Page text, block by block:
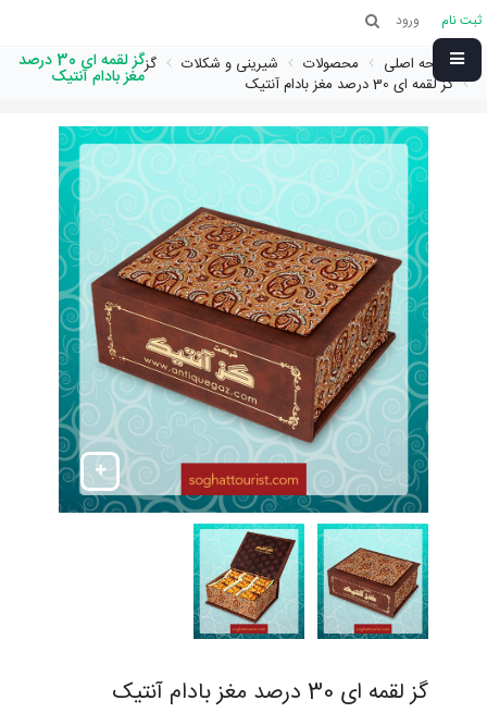
ثبت نام ورود
صفحه اصلی محصولات شیرینی و شکلات
گز
گز لقمه ای 30 درصد مغز بادام آنتیک
گز لقمه ای 30 درصد
مغز بادام آنتیک
گز لقمه ای 30 درصد مغز بادام آنتیک